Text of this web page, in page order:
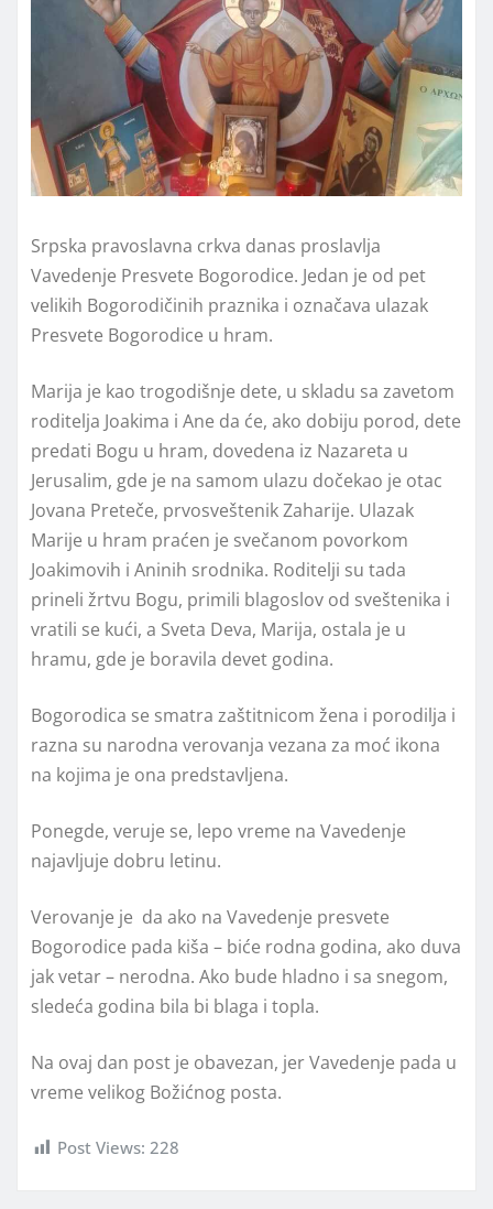
Srpska pravoslavna crkva danas proslavlja
Vavedenje Presvete Bogorodice. Jedan je od pet
velikih Bogorodičinih praznika i označava ulazak
Presvete Bogorodice u hram.
Marija je kao trogodišnje dete, u skladu sa zavetom
roditelja Joakima i Ane da će, ako dobiju porod, dete
predati Bogu u hram, dovedena iz Nazareta u
Jerusalim, gde je na samom ulazu dočekao je otac
Jovana Preteče, prvosveštenik Zaharije. Ulazak
Marije u hram praćen je svečanom povorkom
Joakimovih i Aninih srodnika. Roditelji su tada
prineli žrtvu Bogu, primili blagoslov od sveštenika i
vratili se kući, a Sveta Deva, Marija, ostala je u
hramu, gde je boravila devet godina.
Bogorodica se smatra zaštitnicom žena i porodilja i
razna su narodna verovanja vezana za moć ikona
na kojima je ona predstavljena.
Ponegde, veruje se, lepo vreme na Vavedenje
najavljuje dobru letinu.
Verovanje je da ako na Vavedenje presvete
Bogorodice pada kiša – biće rodna godina, ako duva
jak vetar – nerodna. Ako bude hladno i sa snegom,
sledeća godina bila bi blaga i topla.
Na ovaj dan post je obavezan, jer Vavedenje pada u
vreme velikog Božićnog posta.
Post Views: 228